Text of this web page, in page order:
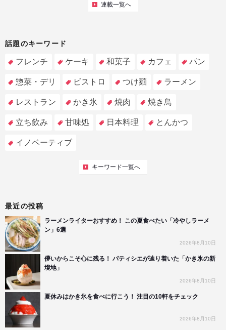
連載一覧へ
話題のキーワード
フレンチ ケーキ 和菓子 カフェ パン
惣菜・デリ ビストロ つけ麺 ラーメン
レストラン かき氷 焼肉 焼き鳥
立ち飲み 甘味処 日本料理 とんかつ
イノベーティブ
キーワード一覧へ
最近の投稿
ラーメンライターおすすめ！ この夏食べたい「冷やしラーメ
ン」6選
2026年8月10日
儚いからこそ心に残る！ パティシエが辿り着いた「かき氷の新
境地」
2026年8月10日
夏休みはかき氷を食べに行こう！ 注目の10軒をチェック
2026年8月10日